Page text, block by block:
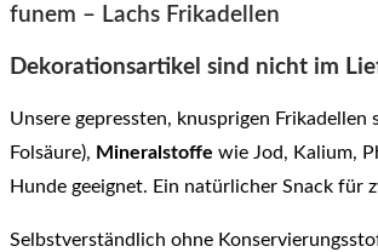
funem – Lachs Frikadellen
Dekorationsartikel sind nicht im
Unsere gepressten, knusprigen Frikadellen
Folsäure), Mineralstoffe wie Jod, Kalium,
Hunde geeignet. Ein natürlicher Snack für
Selbstverständlich ohne